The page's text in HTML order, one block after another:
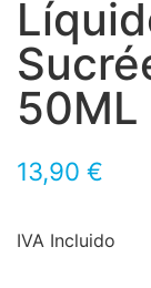
50ML
13,90 €
IVA Incluido